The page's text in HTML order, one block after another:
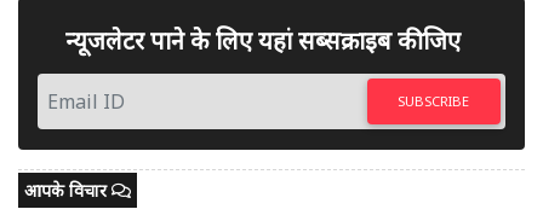
न्यूजलेटर पाने के लिए यहां सब्सक्राइब कीजिए
SUBSCRIBE
आपके विचार